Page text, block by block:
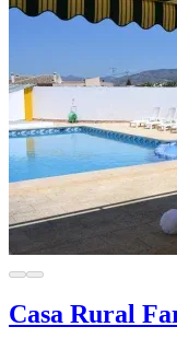
Casa Rural